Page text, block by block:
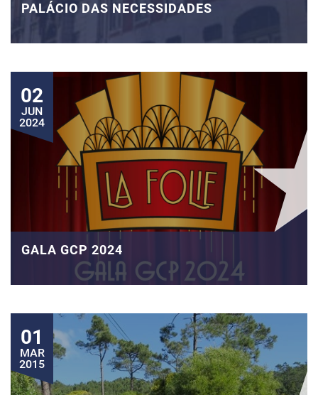
PALÁCIO DAS NECESSIDADES
02
JUN
2024
GALA GCP 2024
01
MAR
2015